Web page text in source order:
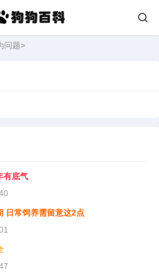
问题>
有底气
日常饲养需留意这2点